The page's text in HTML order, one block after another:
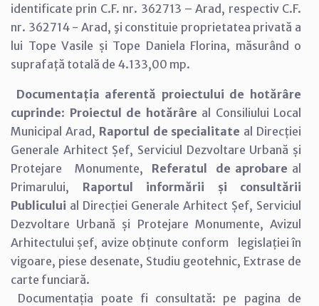
identificate prin C.F. nr. 362713 – Arad, respectiv C.F.
nr. 362714 - Arad, şi constituie proprietatea privată a
lui Tope Vasile și Tope Daniela Florina, măsurând o
suprafață totală de 4.133,00 mp.
Documentația aferentă proiectului de hotărâre
cuprinde: Proiectul de hotărâre al Consiliului Local
Municipal Arad, Raportul de specialitate al Direcției
Generale Arhitect Șef, Serviciul Dezvoltare Urbană și
Protejare Monumente, Referatul de aprobare al
Primarului, Raportul informării și consultării
Publicului al Direcției Generale Arhitect Șef, Serviciul
Dezvoltare Urbană și Protejare Monumente, Avizul
Arhitectului șef, avize obținute conform legislației în
vigoare, piese desenate, Studiu geotehnic, Extrase de
carte funciară.
Documentația poate fi consultată: pe pagina de